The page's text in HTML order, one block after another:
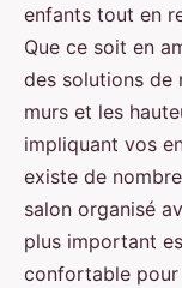
enfants tout en
Que ce soit en
des solutions de
murs et les
impliquant vos
existe de
salon organisé
plus important
confortable pour